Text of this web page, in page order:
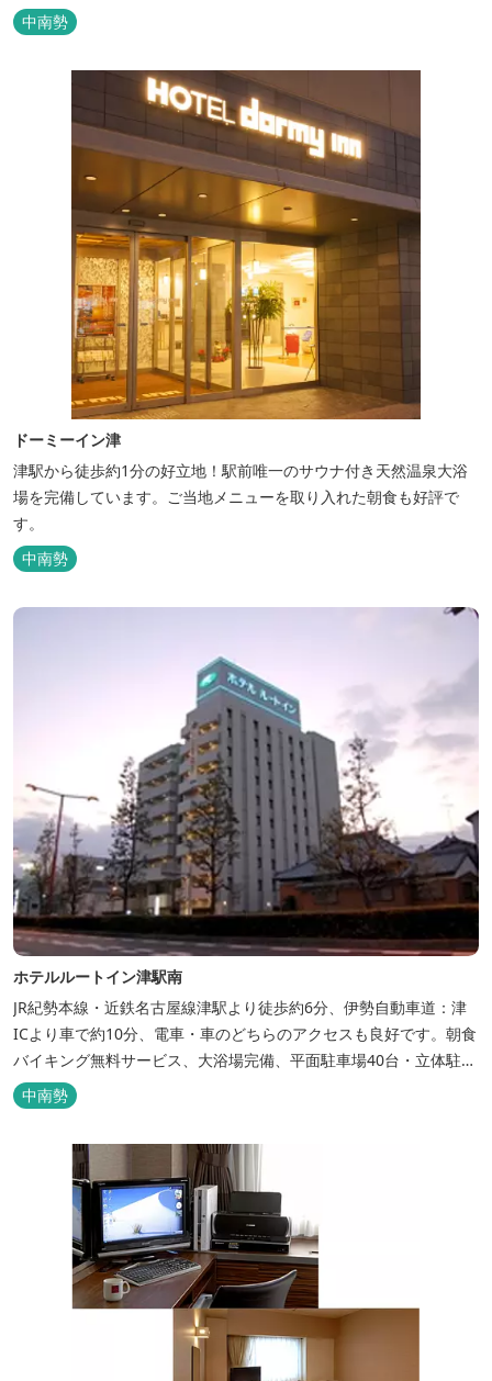
いろいろなジャンルが楽しめます。 ホテル内施設 地下…創作料
理“舞の華” 居酒屋“風の蔵人” 居酒屋“居酒屋ならここが安いぜっ”
中南勢
ドーミーイン津
津駅から徒歩約1分の好立地！駅前唯一のサウナ付き天然温泉大浴
場を完備しています。ご当地メニューを取り入れた朝食も好評で
す。
中南勢
ホテルルートイン津駅南
JR紀勢本線・近鉄名古屋線津駅より徒歩約6分、伊勢自動車道：津
ICより車で約10分、電車・車のどちらのアクセスも良好です。朝食
バイキング無料サービス、大浴場完備、平面駐車場40台・立体駐車
場34台、全室Wi-Fi完備。ビジネスにも観光にもご利用頂ける快適
なホテルライフをご提供します。
中南勢